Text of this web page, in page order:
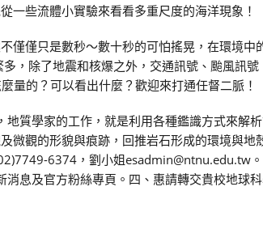
一些流體小實驗來看看多重尺度的海洋現象！
僅僅只是數秒～數十秒的可怕搖晃，在環境中
，除了地震和核爆之外，交通訊號、颱風訊
量的？可以看出什麼？歡迎來打通任督二脈！
質學家的工作，就是利用各種鑑識方式來解
觀的形貌與痕跡，回推岩石形成的環境與地
6374，劉小姐esadmin@ntnu.edu.tw。
息及官方粉絲專頁。四、惠請轉交貴校地球